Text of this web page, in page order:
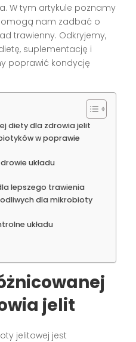
W tym artykule poznamy
nam zadbać o
trawienny. Odkryjemy,
suplementację i
poprawić kondycję
diety dla zdrowia jelit
w poprawie
układu
lepszego trawienia
dla mikrobioty
układu
jelit
jelitowej jest